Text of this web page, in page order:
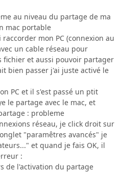
au niveau du partage de ma
mac portable
mon PC (connexion au
un cable réseau pour
fichier et aussi pouvoir partager
bien passer j'ai juste activé le
PC et il s'est passé un ptit
le partage avec le mac, et
: probleme
réseau, je click droit sur
"paramêtres avancés" je
et quand je fais OK, il
:
de l'activation du partage